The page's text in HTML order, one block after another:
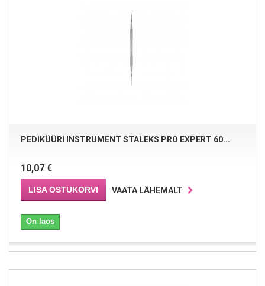
PEDIKÜÜRI INSTRUMENT STALEKS PRO EXPERT 60...
10,07 €
LISA OSTUKORVI VAATA LÄHEMALT
On laos